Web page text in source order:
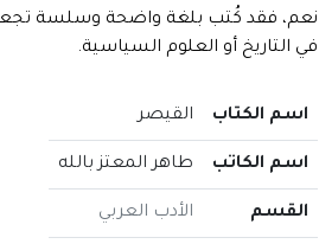
نعم، فقد كُتب بلغة واضحة وسلسة تجعل
في التاريخ أو العلوم السياسية.
اسم الكتاب القيصر
اسم الكاتب طاهر المعتز بالله
القسم الأدب العربي